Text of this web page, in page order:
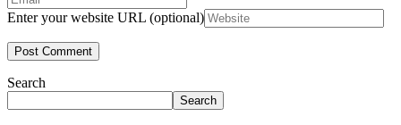
Enter your website URL (optional)
Search
Search